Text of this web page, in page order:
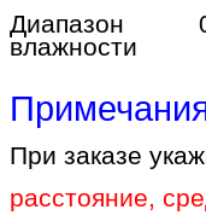
Диапазон
влажности
При заказе
расстояние,